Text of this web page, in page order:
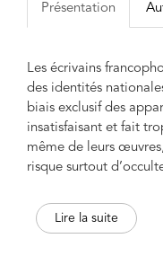
Présentation
Les écrivains
des identités
biais exclusif des
insatisfaisant et fait
même de leurs
risque surtout
rapport sensible,
langue.
Lire la suite